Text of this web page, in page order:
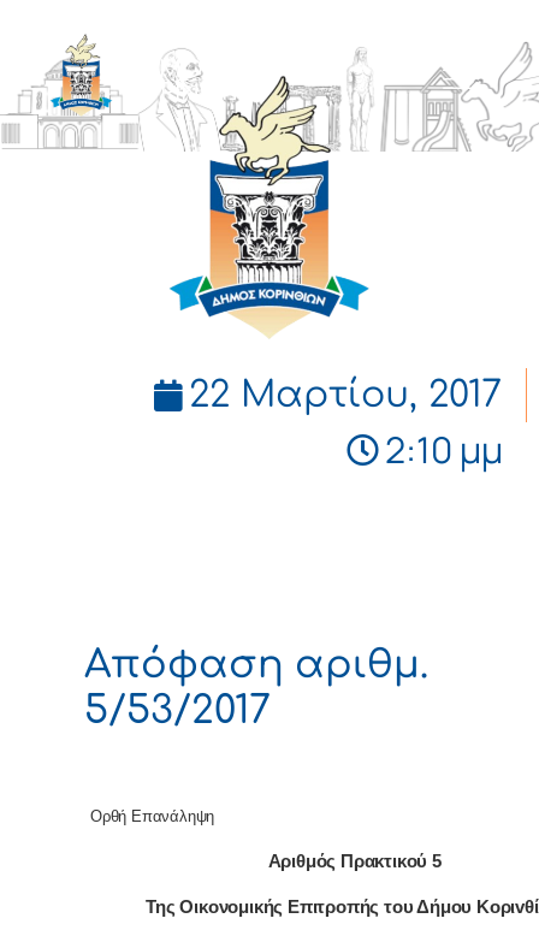
ΔΗΜΟΣ
ΚΟΡΙΝΘΙΩΝ
22 Μαρτίου, 2017
2:10 μμ
Απόφαση αριθμ.
5/53/2017
Ορθή Επανάληψη
Αριθμός Πρακτικού 5
Της Οικονομικής Επιτρoπής τoυ Δήμoυ